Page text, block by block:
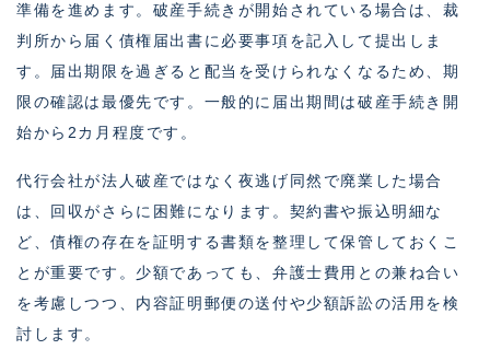
準備を進めます。破産手続きが開始されている場合は、裁
判所から届く債権届出書に必要事項を記入して提出しま
す。届出期限を過ぎると配当を受けられなくなるため、期
限の確認は最優先です。一般的に届出期間は破産手続き開
始から2カ月程度です。
代行会社が法人破産ではなく夜逃げ同然で廃業した場合
は、回収がさらに困難になります。契約書や振込明細な
ど、債権の存在を証明する書類を整理して保管しておくこ
とが重要です。少額であっても、弁護士費用との兼ね合い
を考慮しつつ、内容証明郵便の送付や少額訴訟の活用を検
討します。